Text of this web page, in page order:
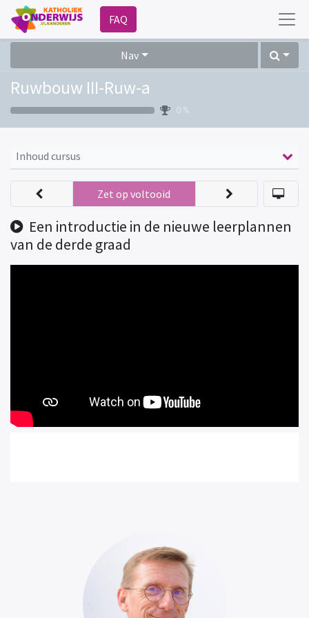
FAQ
Nav
Ruwbouw III-Ruw-a
0 %
Inhoud cursus
Een introductie in de nieuwe leerplannen
van de derde graad
Zet op voltooid